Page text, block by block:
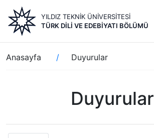
içeriğe
atla
YILDIZ TEKNİK ÜNİVERSİTESİ
TÜRK DILI VE EDEBIYATI BÖLÜMÜ
Sayfa
yolu
Anasayfa Duyurular
Duyurular